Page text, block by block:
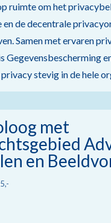
ruimte om het
en de decentrale
Samen met ervaren
Gegevensbescherming
stevig in de hele
met
en